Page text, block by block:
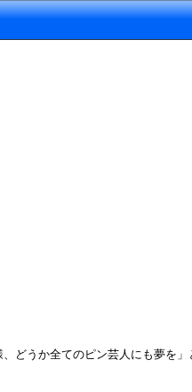
どうか全てのピン芸人にも夢を」